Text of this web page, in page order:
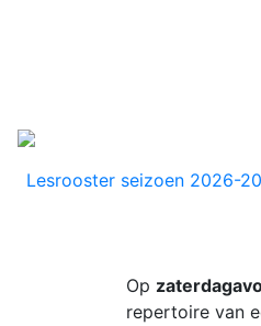
Lesrooster seizoen 2026-
Op
repertoire van